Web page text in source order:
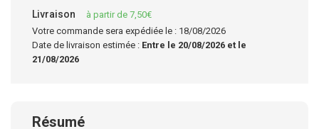
Livraison
à partir de 7,50€
Votre commande sera expédiée le : 18/08/2026
Date de livraison estimée : Entre le 20/08/2026 et le
21/08/2026
Résumé